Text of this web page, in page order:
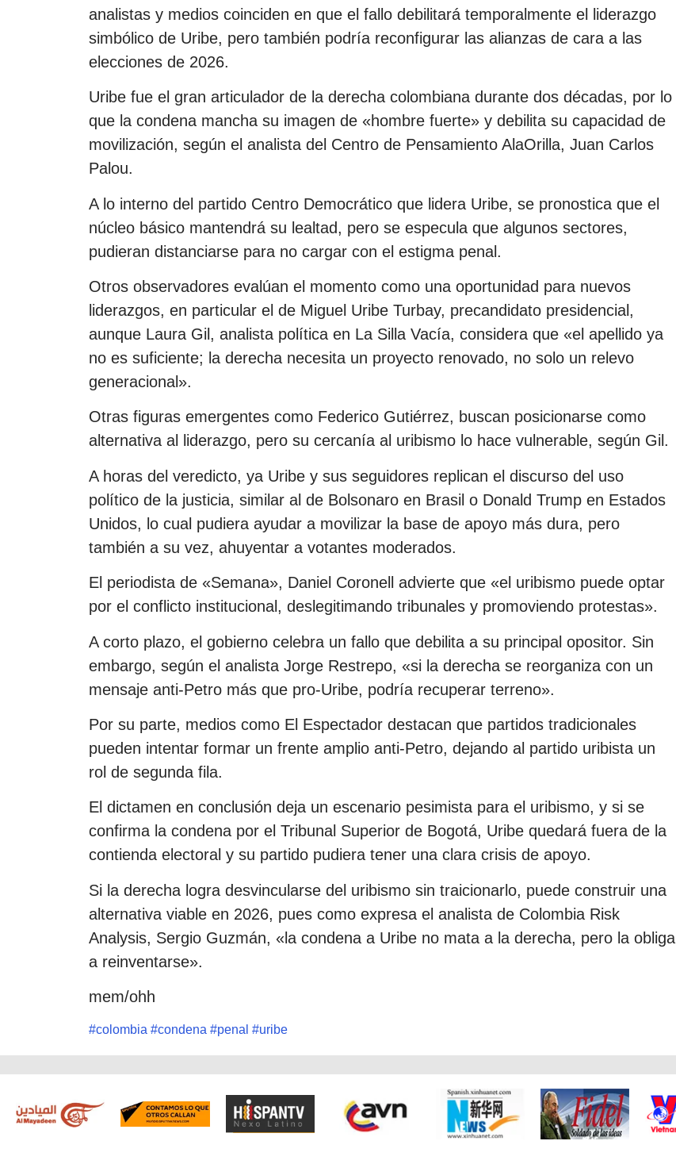
analistas y medios coinciden en que el fallo debilitará temporalmente el liderazgo
simbólico de Uribe, pero también podría reconfigurar las alianzas de cara a las
elecciones de 2026.
Uribe fue el gran articulador de la derecha colombiana durante dos décadas, por lo
que la condena mancha su imagen de «hombre fuerte» y debilita su capacidad de
movilización, según el analista del Centro de Pensamiento AlaOrilla, Juan Carlos
Palou.
A lo interno del partido Centro Democrático que lidera Uribe, se pronostica que el
núcleo básico mantendrá su lealtad, pero se especula que algunos sectores,
pudieran distanciarse para no cargar con el estigma penal.
Otros observadores evalúan el momento como una oportunidad para nuevos
liderazgos, en particular el de Miguel Uribe Turbay, precandidato presidencial,
aunque Laura Gil, analista política en La Silla Vacía, considera que «el apellido ya
no es suficiente; la derecha necesita un proyecto renovado, no solo un relevo
generacional».
Otras figuras emergentes como Federico Gutiérrez, buscan posicionarse como
alternativa al liderazgo, pero su cercanía al uribismo lo hace vulnerable, según Gil.
A horas del veredicto, ya Uribe y sus seguidores replican el discurso del uso
político de la justicia, similar al de Bolsonaro en Brasil o Donald Trump en Estados
Unidos, lo cual pudiera ayudar a movilizar la base de apoyo más dura, pero
también a su vez, ahuyentar a votantes moderados.
El periodista de «Semana», Daniel Coronell advierte que «el uribismo puede optar
por el conflicto institucional, deslegitimando tribunales y promoviendo protestas».
A corto plazo, el gobierno celebra un fallo que debilita a su principal opositor. Sin
embargo, según el analista Jorge Restrepo, «si la derecha se reorganiza con un
mensaje anti-Petro más que pro-Uribe, podría recuperar terreno».
Por su parte, medios como El Espectador destacan que partidos tradicionales
pueden intentar formar un frente amplio anti-Petro, dejando al partido uribista un
rol de segunda fila.
El dictamen en conclusión deja un escenario pesimista para el uribismo, y si se
confirma la condena por el Tribunal Superior de Bogotá, Uribe quedará fuera de la
contienda electoral y su partido pudiera tener una clara crisis de apoyo.
Si la derecha logra desvincularse del uribismo sin traicionarlo, puede construir una
alternativa viable en 2026, pues como expresa el analista de Colombia Risk
Analysis, Sergio Guzmán, «la condena a Uribe no mata a la derecha, pero la obliga
a reinventarse».
mem/ohh
#colombia #condena #penal #uribe